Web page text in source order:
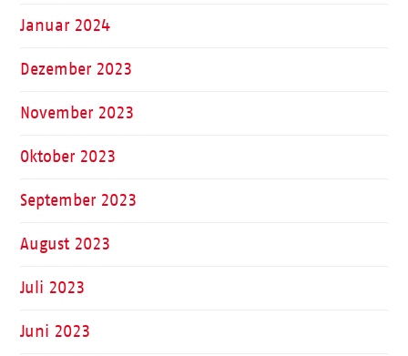
Januar 2024
Dezember 2023
November 2023
Oktober 2023
September 2023
August 2023
Juli 2023
Juni 2023